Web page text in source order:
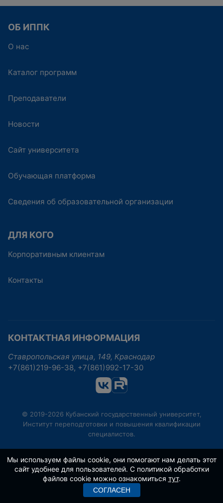
ОБ ИППК
О нас
Каталог программ
Преподаватели
Новости
Сайт университета
Обучающая платформа
Сведения об образовательной организации
ДЛЯ КОГО
Корпоративным клиентам
Контакты
КОНТАКТНАЯ ИНФОРМАЦИЯ
Ставропольская улица, 149, Краснодар
+7(861)219-96-38, +7(861)992-17-30
© 2019-2026 Кубанский государственный университет,
Институт переподготовки и повышения квалификации
специалистов.
Политика конфиденциальности
Пользовательское соглашение
Мы используем файлы cookie, они помогают нам делать этот
сайт удобнее для пользователей. С политикой обработки
файлов cookie можно ознакомиться тут.
СОГЛАСЕН